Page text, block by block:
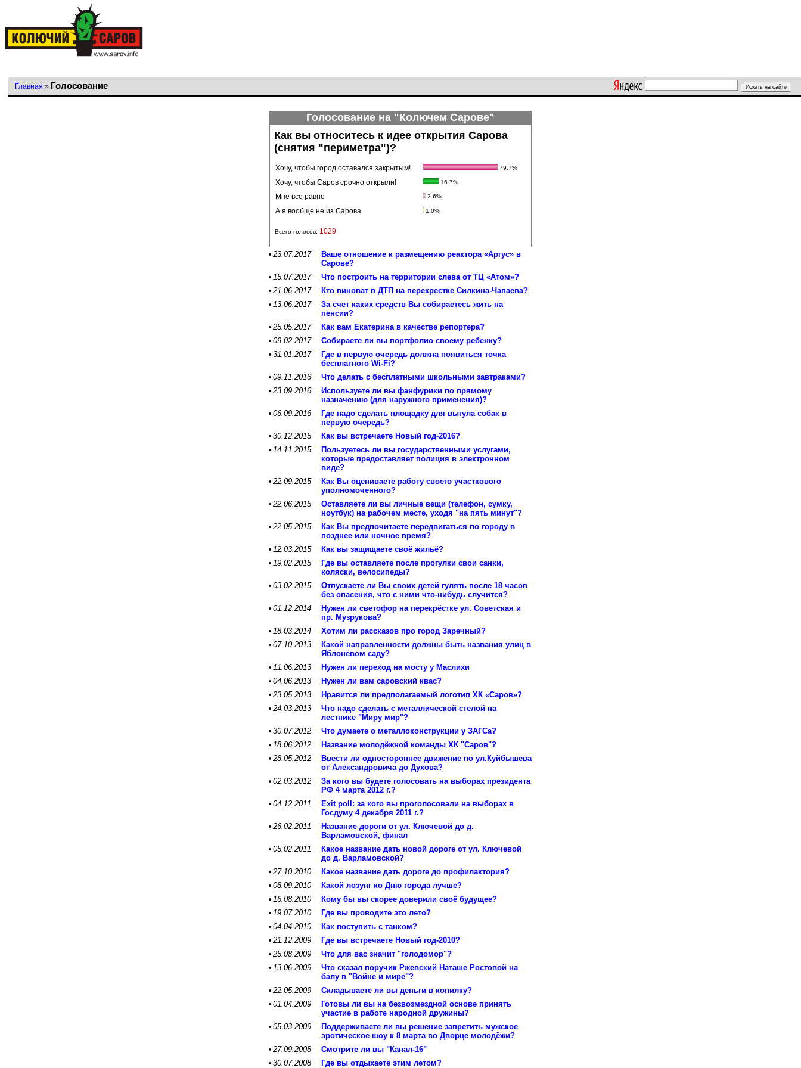
Главная » Голосование
Голосование на "Колючем Сарове"
Как вы относитесь к идее открытия Сарова
(снятия "периметра")?
Хочу, чтобы город оставался закрытым! 79.7%
Хочу, чтобы Саров срочно открыли! 16.7%
Мне все равно 2.6%
А я вообще не из Сарова 1.0%
Всего голосов: 1029
• 23.07.2017
Ваше отношение к размещению реактора «Аргус» в
Сарове?
• 15.07.2017 Что построить на территории слева от ТЦ «Атом»?
• 21.06.2017 Кто виноват в ДТП на перекрестке Силкина-Чапаева?
• 13.06.2017
За счет каких средств Вы собираетесь жить на
пенсии?
• 25.05.2017 Как вам Екатерина в качестве репортера?
• 09.02.2017 Собираете ли вы портфолио своему ребенку?
• 31.01.2017
Где в первую очередь должна появиться точка
бесплатного Wi-Fi?
• 09.11.2016 Что делать с бесплатными школьными завтраками?
• 23.09.2016
Используете ли вы фанфурики по прямому
назначению (для наружного применения)?
• 06.09.2016
Где надо сделать площадку для выгула собак в
первую очередь?
• 30.12.2015 Как вы встречаете Новый год-2016?
• 14.11.2015
Пользуетесь ли вы государственными услугами,
которые предоставляет полиция в электронном
виде?
• 22.09.2015
Как Вы оцениваете работу своего участкового
уполномоченного?
• 22.06.2015
Оставляете ли вы личные вещи (телефон, сумку,
ноутбук) на рабочем месте, уходя "на пять минут"?
• 22.05.2015
Как Вы предпочитаете передвигаться по городу в
позднее или ночное время?
• 12.03.2015 Как вы защищаете своё жильё?
• 19.02.2015
Где вы оставляете после прогулки свои санки,
коляски, велосипеды?
• 03.02.2015
Отпускаете ли Вы своих детей гулять после 18 часов
без опасения, что с ними что-нибудь случится?
• 01.12.2014
Нужен ли светофор на перекрёстке ул. Советская и
пр. Музрукова?
• 18.03.2014 Хотим ли рассказов про город Заречный?
• 07.10.2013
Какой направленности должны быть названия улиц в
Яблоневом саду?
• 11.06.2013 Нужен ли переход на мосту у Маслихи
• 04.06.2013 Нужен ли вам саровский квас?
• 23.05.2013 Нравится ли предполагаемый логотип ХК «Саров»?
• 24.03.2013
Что надо сделать с металлической стелой на
лестнике "Миру мир"?
• 30.07.2012 Что думаете о металлоконструкции у ЗАГСа?
• 18.06.2012 Название молодёжной команды ХК "Саров"?
• 28.05.2012
Ввести ли одностороннее движение по ул.Куйбышева
от Александровича до Духова?
• 02.03.2012
За кого вы будете голосовать на выборах президента
РФ 4 марта 2012 г.?
• 04.12.2011
Exit poll: за кого вы проголосовали на выборах в
Госдуму 4 декабря 2011 г.?
• 26.02.2011
Название дороги от ул. Ключевой до д.
Варламовской, финал
• 05.02.2011
Какое название дать новой дороге от ул. Ключевой
до д. Варламовской?
• 27.10.2010 Какое название дать дороге до профилактория?
• 08.09.2010 Какой лозунг ко Дню города лучше?
• 16.08.2010 Кому бы вы скорее доверили своё будущее?
• 19.07.2010 Где вы проводите это лето?
• 04.04.2010 Как поступить с танком?
• 21.12.2009 Где вы встречаете Новый год-2010?
• 25.08.2009 Что для вас значит "голодомор"?
• 13.06.2009
Что сказал поручик Ржевский Наташе Ростовой на
балу в "Войне и мире"?
• 22.05.2009 Складываете ли вы деньги в копилку?
• 01.04.2009
Готовы ли вы на безвозмездной основе принять
участие в работе народной дружины?
• 05.03.2009
Поддерживаете ли вы решение запретить мужское
эротическое шоу к 8 марта во Дворце молодёжи?
• 27.09.2008 Смотрите ли вы "Канал-16"
• 30.07.2008 Где вы отдыхаете этим летом?